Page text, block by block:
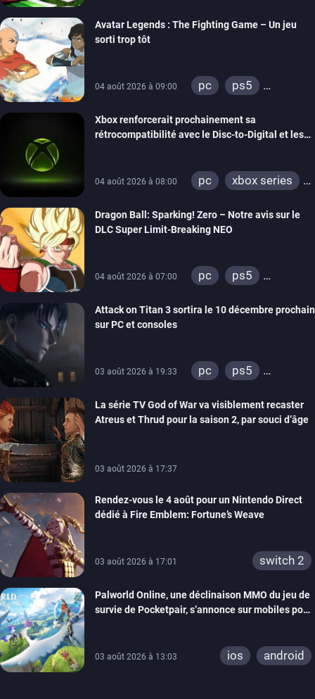
Avatar Legends : The Fighting Game – Un jeu
sorti trop tôt
04 août 2026 à 09:00 pc
ps5
switch
switch 2
Xbox renforcerait prochainement sa
rétrocompatibilité avec le Disc-to-Digital et les
04 août 2026 à 08:00 pc
xbox series
xbox 360
Dragon Ball: Sparking! Zero – Notre avis sur le
DLC Super Limit-Breaking NEO
04 août 2026 à 07:00 pc
ps5
Attack on Titan 3 sortira le 10 décembre prochain
sur PC et consoles
03 août 2026 à 19:33 pc
ps5
switch 2
La série TV God of War va visiblement recaster
Atreus et Thrud pour la saison 2, par souci d’âge
03 août 2026 à 17:37
Rendez-vous le 4 août pour un Nintendo Direct
dédié à Fire Emblem: Fortune’s Weave
03 août 2026 à 17:01 switch 2
Palworld Online, une déclinaison MMO du jeu de
survie de Pocketpair, s’annonce sur mobiles pour
03 août 2026 à 13:03 ios android